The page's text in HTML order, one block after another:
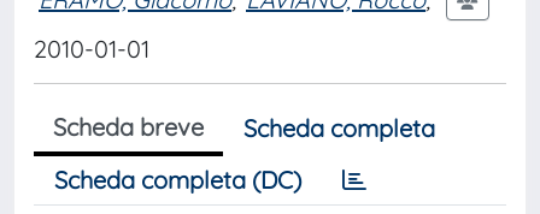
2010-01-01
Scheda breve
Scheda completa
Scheda completa (DC)